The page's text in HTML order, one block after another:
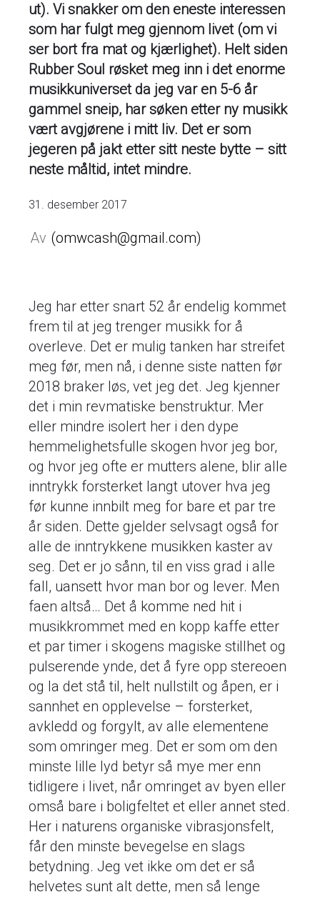
ut). Vi snakker om den eneste interessen
som har fulgt meg gjennom livet (om vi
ser bort fra mat og kjærlighet). Helt siden
Rubber Soul røsket meg inn i det enorme
musikkuniverset da jeg var en 5-6 år
gammel sneip, har søken etter ny musikk
vært avgjørene i mitt liv. Det er som
jegeren på jakt etter sitt neste bytte – sitt
neste måltid, intet mindre.
31. desember 2017
omwcash@gmail.com
Jeg har etter snart 52 år endelig kommet
frem til at jeg trenger musikk for å
overleve. Det er mulig tanken har streifet
meg før, men nå, i denne siste natten før
2018 braker løs, vet jeg det. Jeg kjenner
det i min revmatiske benstruktur. Mer
eller mindre isolert her i den dype
hemmelighetsfulle skogen hvor jeg bor,
og hvor jeg ofte er mutters alene, blir alle
inntrykk forsterket langt utover hva jeg
før kunne innbilt meg for bare et par tre
år siden. Dette gjelder selvsagt også for
alle de inntrykkene musikken kaster av
seg. Det er jo sånn, til en viss grad i alle
fall, uansett hvor man bor og lever. Men
faen altså… Det å komme ned hit i
musikkrommet med en kopp kaffe etter
et par timer i skogens magiske stillhet og
pulserende ynde, det å fyre opp stereoen
og la det stå til, helt nullstilt og åpen, er i
sannhet en opplevelse – forsterket,
avkledd og forgylt, av alle elementene
som omringer meg. Det er som om den
minste lille lyd betyr så mye mer enn
tidligere i livet, når omringet av byen eller
omså bare i boligfeltet et eller annet sted.
Her i naturens organiske vibrasjonsfelt,
får den minste bevegelse en slags
betydning. Jeg vet ikke om det er så
helvetes sunt alt dette, men så lenge